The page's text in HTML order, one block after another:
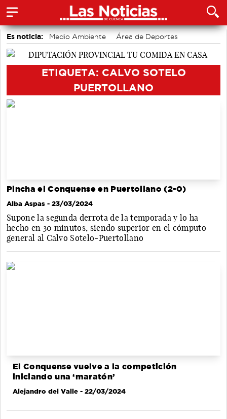
Es noticia: Medio Ambiente
Área de Deportes
Actividades culturales en Cuenca
ETIQUETA: CALVO SOTELO
PUERTOLLANO
Pincha el Conquense en Puertollano (2-0)
Alba Aspas - 23/03/2024
Supone la segunda derrota de la temporada y lo ha
hecho en 30 minutos, siendo superior en el cómputo
general al Calvo Sotelo-Puertollano
El Conquense vuelve a la competición
iniciando una ‘maratón’
Alejandro del Valle - 22/03/2024